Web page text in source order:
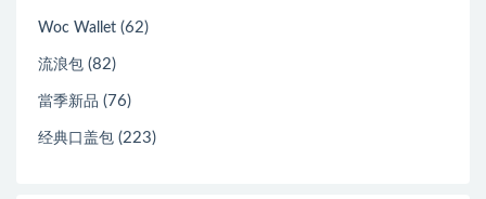
Woc Wallet (62)
流浪包 (82)
當季新品 (76)
经典口盖包 (223)